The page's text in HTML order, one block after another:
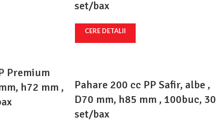
set/bax
CERE DETALII
Premium
h72 mm ,
Pahare 200 cc PP Safir, albe ,
D70 mm, h85 mm , 100buc, 30
set/bax